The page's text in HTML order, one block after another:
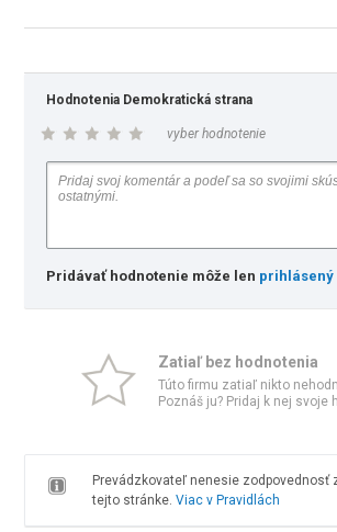
Hodnotenia Demokratická strana
vyber hodnotenie
Pridávať hodnotenie môže len
Zatiaľ bez hodnotenia
Túto firmu zatiaľ nikto
Poznáš ju? Pridaj k nej svoje
Prevádzkovateľ nenesie zodpovednosť
tejto stránke. Viac v Pravidlách